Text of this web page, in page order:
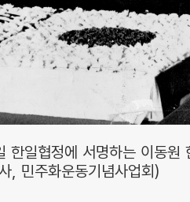
일협정에 서명하는 이동원
, 민주화운동기념사업회)